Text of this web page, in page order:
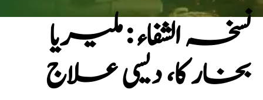
نسخہ الشفاء : ملیریا
بخار کا، دیسی علاج